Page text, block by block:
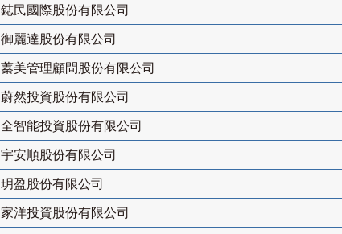
鋕民國際股份有限公司
御麗達股份有限公司
蓁美管理顧問股份有限公司
蔚然投資股份有限公司
全智能投資股份有限公司
宇安順股份有限公司
玥盈股份有限公司
家洋投資股份有限公司